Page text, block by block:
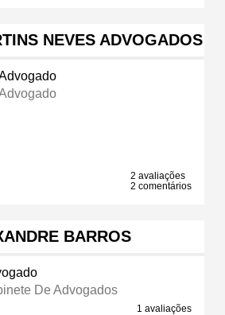
NEVES ADVOGADOS
2 avaliações
2 comentários
BARROS
De Advogados
1 avaliações